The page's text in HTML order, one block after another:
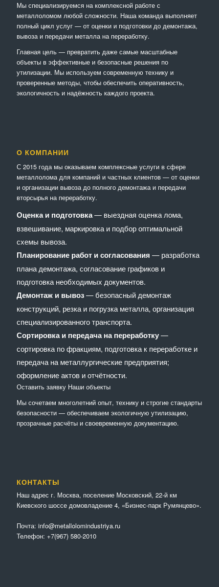
Мы специализируемся на комплексной работе с
металлоломом любой сложности. Наша команда выполняет
полный цикл услуг — от оценки и подготовки до демонтажа,
вывоза и передачи металла на переработку.
Главная цель — превратить даже самые масштабные
объекты в эффективные и безопасные решения по
утилизации. Мы используем современную технику и
проверенные методы, чтобы обеспечить оперативность,
экологичность и надёжность каждого проекта.
О КОМПАНИИ
С 2015 года мы оказываем комплексные услуги в сфере
металлолома для компаний и частных клиентов — от оценки
и организации вывоза до полного демонтажа и передачи
вторсырья на переработку.
Оценка и подготовка— выездная оценка лома,
взвешивание, маркировка и подбор оптимальной
схемы вывоза.
Планирование работ и согласования — разработка
плана демонтажа, согласование графиков и
подготовка необходимых документов.
Демонтаж и вывоз— безопасный демонтаж
конструкций, резка и погрузка металла, организация
специализированного транспорта.
Сортировка и передача на переработку—
сортировка по фракциям, подготовка к переработке и
передача на металлургические предприятия;
оформление актов и отчётности.
Оставить заявку Наши объекты
Мы сочетaем многолетний опыт, технику и строгие стандарты
безопасности — обеспечиваем экологичную утилизацию,
прозрачные расчёты и своевременную документацию.
КОНТАКТЫ
Наш адрес г. Москва, поселение Московский, 22-й км
Киевского шоссе домовладение 4, «Бизнес-парк Румянцево».
Почта: info@metallolomindustriya.ru
Телефон: +7(967) 580-2010